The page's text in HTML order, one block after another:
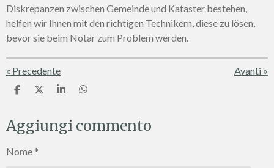
Diskrepanzen zwischen Gemeinde und Kataster bestehen,
helfen wir Ihnen mit den richtigen Technikern, diese zu lösen,
bevor sie beim Notar zum Problem werden.
« Precedente Avanti »
C
d
i
i
C
d
i
C
d
i
C
d
i
Aggiungi commento
Nome *